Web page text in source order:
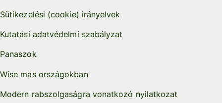
Sütikezelési (cookie) irányelvek
Kutatási adatvédelmi szabályzat
Panaszok
Wise más országokban
Modern rabszolgaságra vonatkozó nyilatkozat